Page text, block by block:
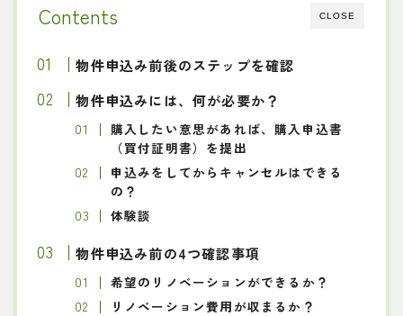
CLOSE
Contents
物件申込み前後のステップを確認
物件申込みには、何が必要か？
購入したい意思があれば、購入申込書
（買付証明書）を提出
申込みをしてからキャンセルはできる
の？
体験談
物件申込み前の4つ確認事項
希望のリノベーションができるか？
リノベーション費用が収まるか？